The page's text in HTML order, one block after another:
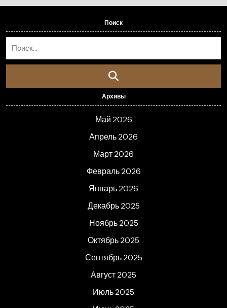
Поиск
Архивы
Май 2026
Апрель 2026
Март 2026
Февраль 2026
Январь 2026
Декабрь 2025
Ноябрь 2025
Октябрь 2025
Сентябрь 2025
Август 2025
Июль 2025